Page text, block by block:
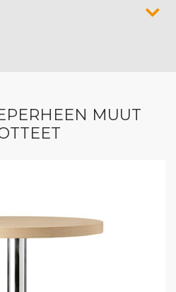
MUUT